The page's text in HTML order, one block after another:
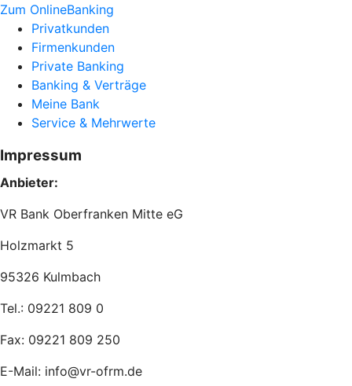
Zum OnlineBanking
Privatkunden
Firmenkunden
Private Banking
Banking & Verträge
Meine Bank
Service & Mehrwerte
Impressum
Anbieter:
VR Bank Oberfranken Mitte eG
Holzmarkt 5
95326 Kulmbach
Tel.: 09221 809 0
Fax: 09221 809 250
E-Mail: info@vr-ofrm.de